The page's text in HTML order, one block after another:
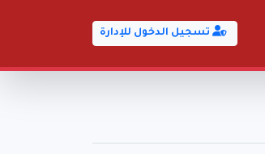
تسجيل الدخول للإدارة